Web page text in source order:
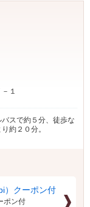
１
スで約５分、徒歩な
約２０分。
）クーポン付
ポン付